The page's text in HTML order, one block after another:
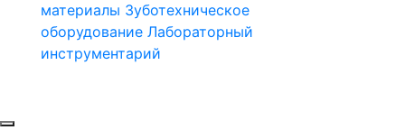
материалы Зуботехническое
оборудование Лабораторный
инструментарий